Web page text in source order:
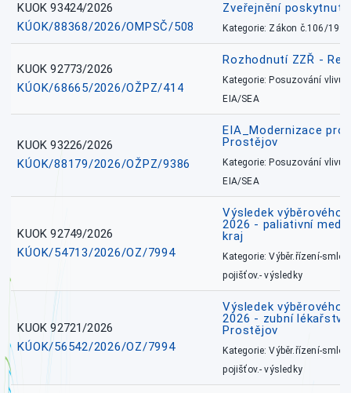
KUOK 93424/2026
KÚOK/88368/2026/OMPSČ/508
Zveřejnění
Kategorie: Zákon č.106/1999
KUOK 92773/2026
KÚOK/68665/2026/OŽPZ/414
Rozhodnutí ZZŘ -
Kategorie: Posuzování vlivů
EIA/SEA
KUOK 93226/2026
KÚOK/88179/2026/OŽPZ/9386
EIA_Modernizace
Prostějov
Kategorie: Posuzování vlivů
EIA/SEA
KUOK 92749/2026
KÚOK/54713/2026/OZ/7994
Výsledek výběrového
2026 - paliativní
kraj
Kategorie: Výběr.řízení-
pojišťov.- výsledky
KUOK 92721/2026
KÚOK/56542/2026/OZ/7994
Výsledek výběrového
2026 - zubní
Prostějov
Kategorie: Výběr.řízení-
pojišťov.- výsledky